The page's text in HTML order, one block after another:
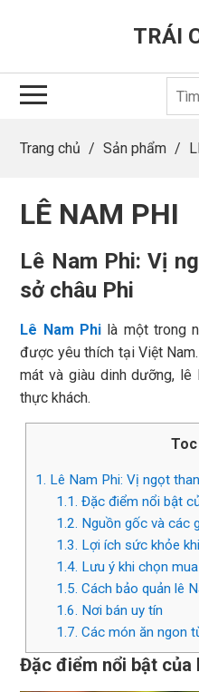
TRÁI
Trang chủ / Sản phẩm /
LÊ NAM PHI
Lê Nam Phi: Vị
sở châu Phi
Lê Nam Phi là một trong
được yêu thích tại Việt
mát và giàu dinh dưỡng, lê
thực khách.
Toc
1. Lê Nam Phi: Vị ngọt
1.1. Đặc điểm nổi bật
1.2. Nguồn gốc và các
1.3. Lợi ích sức khỏe
1.4. Lưu ý khi chọn
1.5. Cách bảo quản lê
1.6. Nơi bán uy tín
1.7. Các món ăn ngon
Đặc điểm nổi bật của